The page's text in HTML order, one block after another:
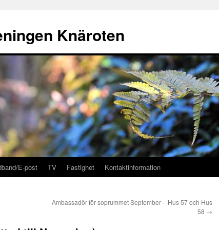
Knäroten
E-post TV Fastighet Kontaktinformation
Ambassadör för soprummet September – Hus 57 och Hus
58 →